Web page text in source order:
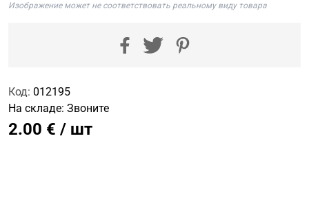
Изображение может не соответствовать реальному виду товара
Код: 012195
На складе: Звоните
2.00 € / шт